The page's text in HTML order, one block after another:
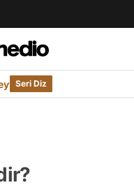
Seri Diz